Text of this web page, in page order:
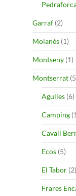
Garraf (2)
Moianès (1)
Montseny (1)
Montserrat
Agulles (6)
Camping
Cavall
Ecos (5)
El Tabor (2)
Frares